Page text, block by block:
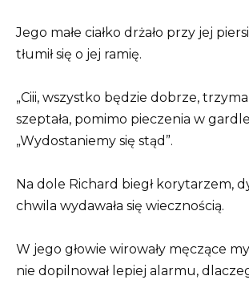
Jego małe ciałko drżało przy jej
tłumił się o jej ramię.
„Ciii, wszystko będzie dobrze,
szeptała, pomimo pieczenia w
„Wydostaniemy się stąd”.
Na dole Richard biegł korytarzem,
chwila wydawała się wiecznością.
W jego głowie wirowały męczące
nie dopilnował lepiej alarmu,